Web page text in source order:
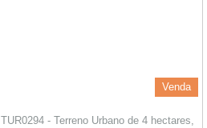
Venda
TUR0294 - Terreno Urbano de 4 hectares,